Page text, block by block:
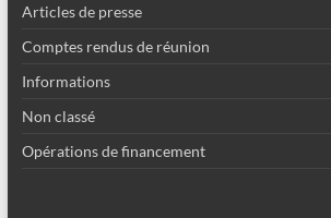
Articles de presse
Comptes rendus de réunion
Informations
Non classé
Opérations de financement